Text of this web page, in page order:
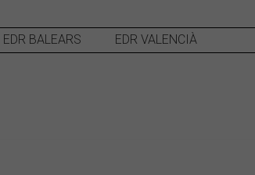
EDR BALEARS EDR VALENCIÀ